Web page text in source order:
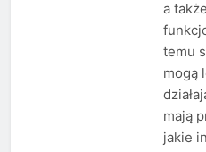
a
temu
mogą
mają
jakie